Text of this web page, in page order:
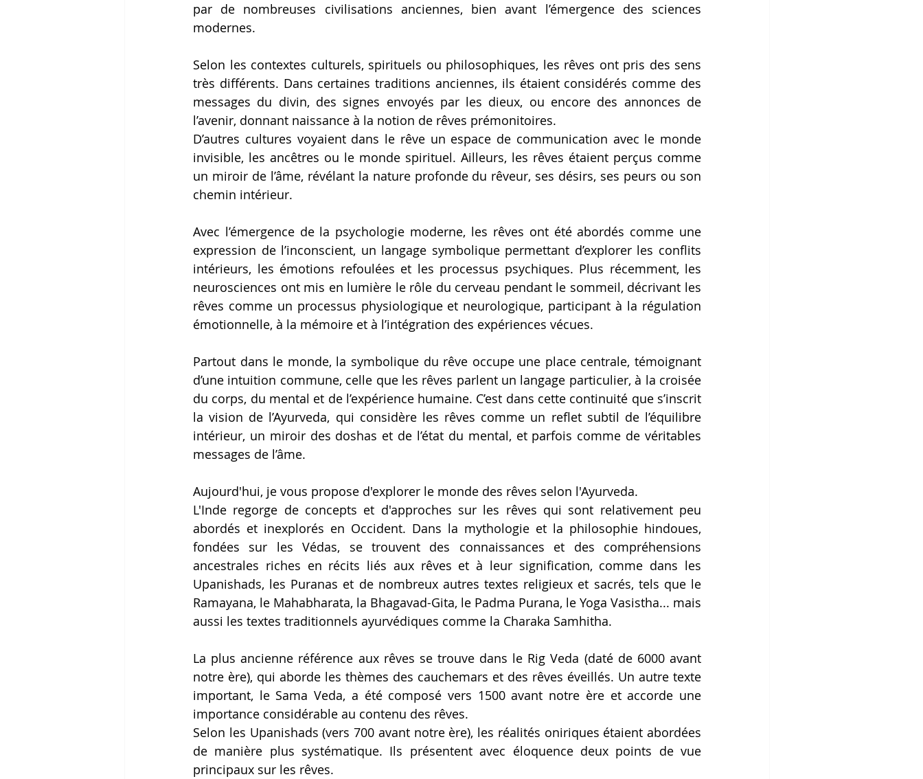
par de nombreuses civilisations anciennes, bien avant l’émergence des sciences
modernes.
Selon les contextes culturels, spirituels ou philosophiques, les rêves ont pris des sens
très différents. Dans certaines traditions anciennes, ils étaient considérés comme des
messages du divin, des signes envoyés par les dieux, ou encore des annonces de
l’avenir, donnant naissance à la notion de rêves prémonitoires.
D’autres cultures voyaient dans le rêve un espace de communication avec le monde
invisible, les ancêtres ou le monde spirituel. Ailleurs, les rêves étaient perçus comme
un miroir de l’âme, révélant la nature profonde du rêveur, ses désirs, ses peurs ou son
chemin intérieur.
Avec l’émergence de la psychologie moderne, les rêves ont été abordés comme une
expression de l’inconscient, un langage symbolique permettant d’explorer les conflits
intérieurs, les émotions refoulées et les processus psychiques. Plus récemment, les
neurosciences ont mis en lumière le rôle du cerveau pendant le sommeil, décrivant les
rêves comme un processus physiologique et neurologique, participant à la régulation
émotionnelle, à la mémoire et à l’intégration des expériences vécues.
Partout dans le monde, la symbolique du rêve occupe une place centrale, témoignant
d’une intuition commune, celle que les rêves parlent un langage particulier, à la croisée
du corps, du mental et de l’expérience humaine. C’est dans cette continuité que s’inscrit
la vision de l’Ayurveda, qui considère les rêves comme un reflet subtil de l’équilibre
intérieur, un miroir des doshas et de l’état du mental, et parfois comme de véritables
messages de l’âme.
Aujourd'hui, je vous propose d'explorer le monde des rêves selon l'Ayurveda.
L'Inde regorge de concepts et d'approches sur les rêves qui sont relativement peu
abordés et inexplorés en Occident. Dans la mythologie et la philosophie hindoues,
fondées sur les Védas, se trouvent des connaissances et des compréhensions
ancestrales riches en récits liés aux rêves et à leur signification, comme dans les
Upanishads, les Puranas et de nombreux autres textes religieux et sacrés, tels que le
Ramayana, le Mahabharata, la Bhagavad-Gita, le Padma Purana, le Yoga Vasistha... mais
aussi les textes traditionnels ayurvédiques comme la Charaka Samhitha.
La plus ancienne référence aux rêves se trouve dans le Rig Veda (daté de 6000 avant
notre ère), qui aborde les thèmes des cauchemars et des rêves éveillés. Un autre texte
important, le Sama Veda, a été composé vers 1500 avant notre ère et accorde une
importance considérable au contenu des rêves.
Selon les Upanishads (vers 700 avant notre ère), les réalités oniriques étaient abordées
de manière plus systématique. Ils présentent avec éloquence deux points de vue
principaux sur les rêves.